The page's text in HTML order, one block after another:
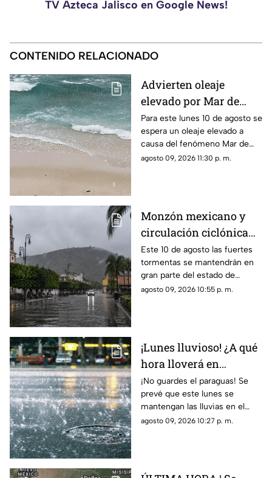
TV Azteca Jalisco en Google News!
CONTENIDO RELACIONADO
Advierten oleaje
elevado por Mar de
Fondo en Puerto
Vallarta
Para este lunes 10 de agosto se
espera un oleaje elevado a
causa del fenómeno Mar de
Fondo
agosto 09, 2026 11:30 p. m.
Monzón mexicano y
circulación ciclónica
mantendrán fuertes
tormentas en Nayarit
Este 10 de agosto las fuertes
tormentas se mantendrán en
gran parte del estado de
Nayarit
agosto 09, 2026 10:55 p. m.
¡Lunes lluvioso! ¿A qué
hora lloverá en
Guadalajara?
¡No guardes el paraguas! Se
prevé que este lunes se
mantengan las lluvias en el
Área Metropolitana de
agosto 09, 2026 10:27 p. m.